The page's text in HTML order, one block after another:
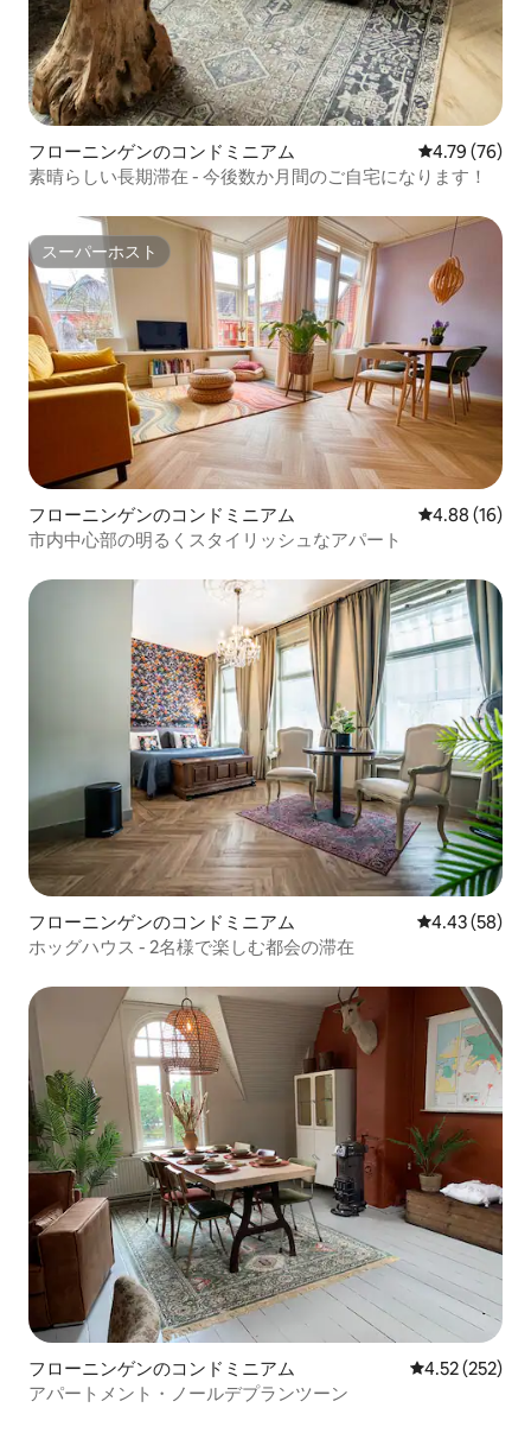
フローニンゲンのコンドミニアム レビュー76
4.79 (76)
素晴らしい長期滞在 - 今後数か月間のご自宅になります！
スーパーホスト
スーパーホスト
フローニンゲンのコンドミニアム レビュー16
4.88 (16)
市内中心部の明るくスタイリッシュなアパート
フローニンゲンのコンドミニアム レビュー58
4.43 (58)
ホッグハウス - 2名様で楽しむ都会の滞在
フローニンゲンのコンドミニアム レビュー252
4.52 (252)
アパートメント・ノールデプランツーン